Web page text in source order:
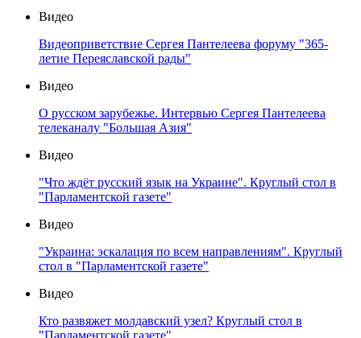
Видео
Видеоприветствие Сергея Пантелеева форуму "365-
летие Переяславской рады"
Видео
О русском зарубежье. Интервью Сергея Пантелеева
телеканалу "Большая Азия"
Видео
"Что ждёт русский язык на Украине". Круглый стол в
"Парламентской газете"
Видео
"Украина: эскалация по всем направлениям". Круглый
стол в "Парламентской газете"
Видео
Кто развяжет молдавский узел? Круглый стол в